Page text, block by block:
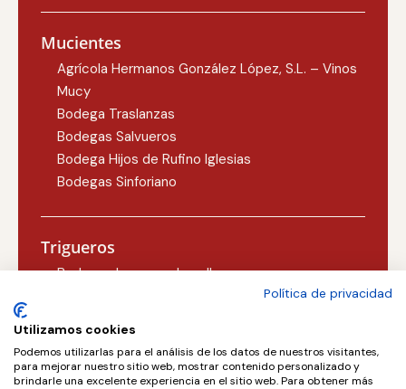
Mucientes
Agrícola Hermanos González López, S.L. – Vinos
Mucy
Bodega Traslanzas
Bodegas Salvueros
Bodega Hijos de Rufino Iglesias
Bodegas Sinforiano
Trigueros
Bodegas Lezcano-Lacalle
Valoria la Buena
Política de privacidad
Utilizamos cookies
Podemos utilizarlas para el análisis de los datos de nuestros visitantes,
para mejorar nuestro sitio web, mostrar contenido personalizado y
brindarle una excelente experiencia en el sitio web. Para obtener más